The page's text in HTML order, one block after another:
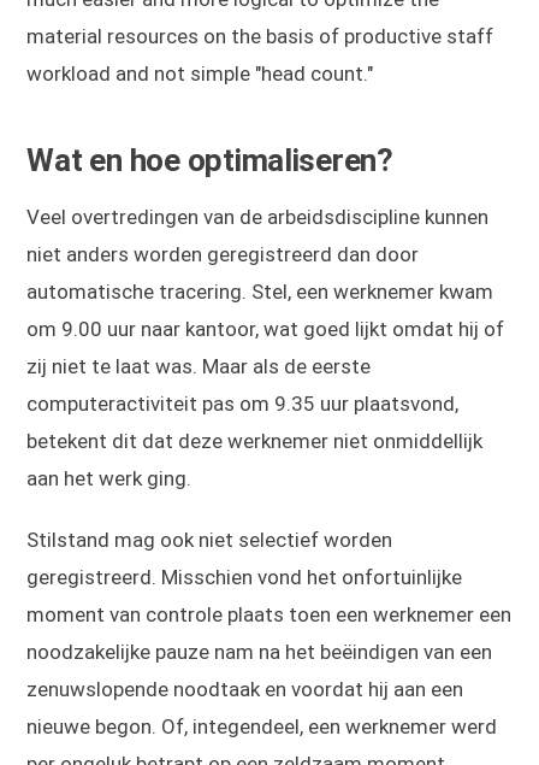
material resources on the basis of productive staff
workload and not simple "head count."
Wat en hoe optimaliseren?
Veel overtredingen van de arbeidsdiscipline kunnen
niet anders worden geregistreerd dan door
automatische tracering. Stel, een werknemer kwam
om 9.00 uur naar kantoor, wat goed lijkt omdat hij of
zij niet te laat was. Maar als de eerste
computeractiviteit pas om 9.35 uur plaatsvond,
betekent dit dat deze werknemer niet onmiddellijk
aan het werk ging.
Stilstand mag ook niet selectief worden
geregistreerd. Misschien vond het onfortuinlijke
moment van controle plaats toen een werknemer een
noodzakelijke pauze nam na het beëindigen van een
zenuwslopende noodtaak en voordat hij aan een
nieuwe begon. Of, integendeel, een werknemer werd